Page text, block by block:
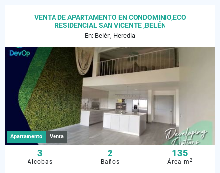
VENTA DE APARTAMENTO EN CONDOMINIO,ECO
RESIDENCIAL SAN VICENTE ,BELÉN
En: Belén, Heredia
Apartamento Venta
3
Alcobas
2
Baños
135
Área m2